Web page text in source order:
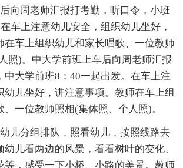
向周老师汇报打考勤，听口令，小班
车上注意幼儿安全，组织幼儿坐好，
在车上组织幼儿和家长唱歌、一位教师
照)。中大学前班上车后向周老师汇报
中大学前班8：40一起出发。在车上注
幼儿坐好，讲注意事项。教师在车上组
一位教师照相(集体照、个人照)。
儿分组排队，照看幼儿，按照线路去
儿看两边的风景，看看树叶的变化、
等，感受一下小桥、小路的美景。教师